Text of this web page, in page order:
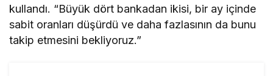
kullandı. “Büyük dört bankadan ikisi, bir ay içinde
sabit oranları düşürdü ve daha fazlasının da bunu
takip etmesini bekliyoruz.”